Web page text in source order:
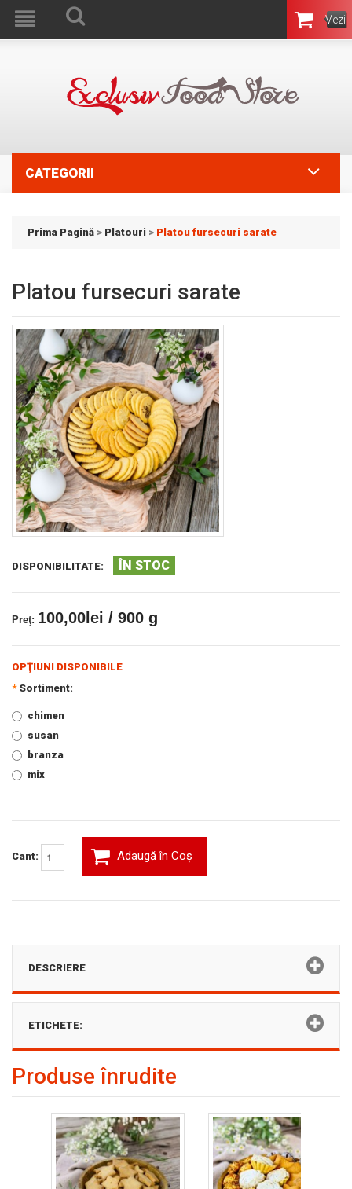
Vezi
Coşul
CATEGORII
Prima Pagină > Platouri > Platou fursecuri sarate
Platou fursecuri sarate
DISPONIBILITATE: ÎN STOC
Preţ: 100,00lei / 900 g
OPŢIUNI DISPONIBILE
* Sortiment:
chimen
susan
branza
mix
Cant: Adaugă în Coş
DESCRIERE
ETICHETE:
Produse înrudite